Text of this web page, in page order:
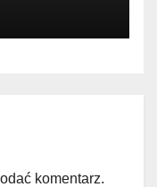
komentarz.